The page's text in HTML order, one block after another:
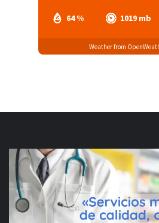
64 % 1019 mb
Weather from